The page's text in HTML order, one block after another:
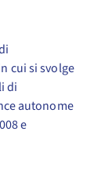
cui si svolge
di
autonome
e